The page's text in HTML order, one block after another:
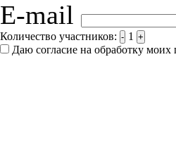
E-mail
Количество участников: - 1 +
Даю согласие на обработку